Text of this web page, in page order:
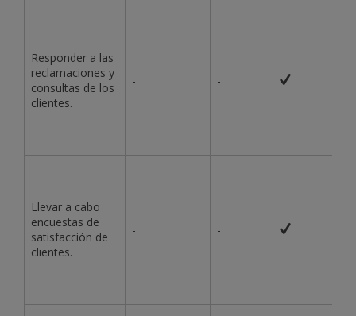
Responder a las
reclamaciones y
consultas de los
clientes.
- -
Llevar a cabo
encuestas de
satisfacción de
clientes.
- -